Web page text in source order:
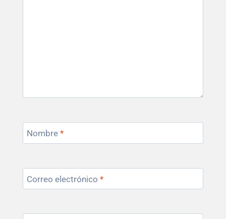
Nombre*
Correo electrónico*